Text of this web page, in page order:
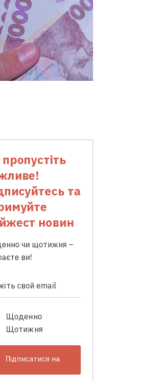
та
новин
чи щотижня –
ви!
Щоденно
Щотижня
Підписатися на